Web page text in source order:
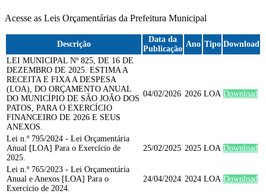
Acesse as Leis Orçamentárias da Prefeitura Municipal
Descrição
Data da
Publicação
Ano Tipo Download
LEI MUNICIPAL Nº 825, DE 16 DE
DEZEMBRO DE 2025. ESTIMA A
RECEITA E FIXA A DESPESA
(LOA), DO ORÇAMENTO ANUAL
DO MUNICÍPIO DE SÃO JOÃO DOS
PATOS, PARA O EXERCÍCIO
FINANCEIRO DE 2026 E SEUS
ANEXOS.
04/02/2026 2026 LOA Download
Lei n.º 795/2024 - Lei Orçamentária
Anual [LOA] Para o Exercício de
2025.
25/02/2025 2025 LOA Download
Lei n.º 765/2023 - Lei Orçamentária
Anual e Anexos [LOA] Para o
Exercício de 2024.
24/04/2024 2024 LOA Download